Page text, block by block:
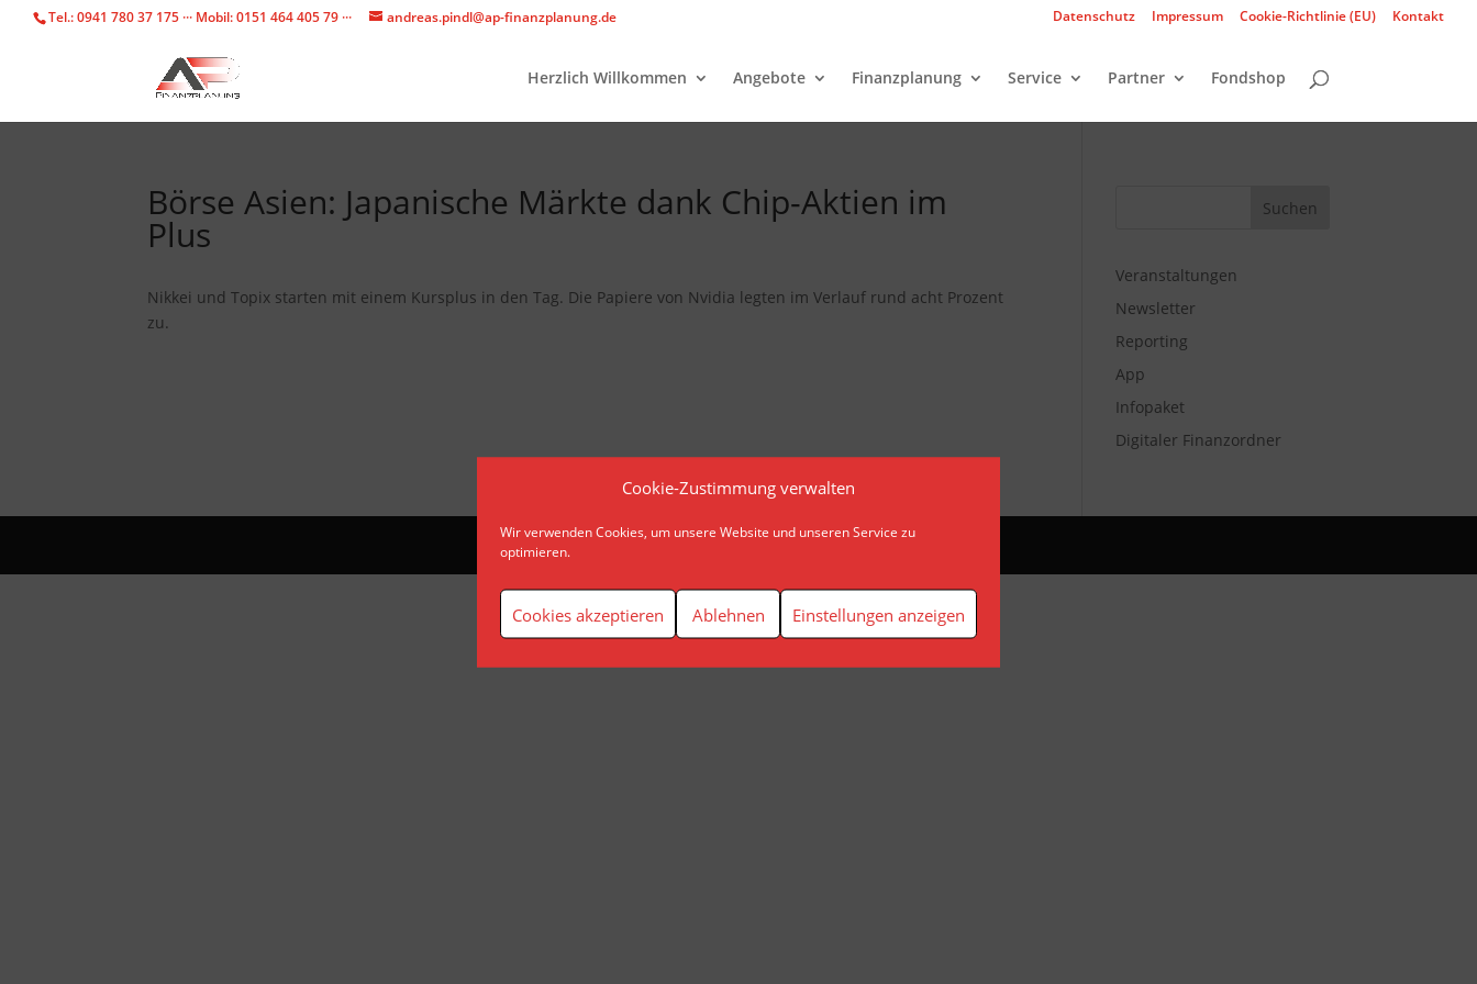
Cookie-Zustimmung verwalten
Wir verwenden Cookies, um unsere Website und unseren Service zu
optimieren.
Cookies akzeptieren Ablehnen Einstellungen anzeigen
Tel.: 0941 780 37 175 ··· Mobil: 0151 464 405 79 ··· andreas.pindl@ap-finanzplanung.de Datenschutz Impressum Cookie-Richtlinie (EU) Kontakt
Herzlich Willkommen Angebote Finanzplanung Service Partner Fondshop
Börse Asien: Japanische Märkte dank Chip-Aktien im
Plus
Nikkei und Topix starten mit einem Kursplus in den Tag. Die Papiere von Nvidia legten im Verlauf rund acht Prozent
zu.
Veranstaltungen
Newsletter
Reporting
App
Infopaket
Digitaler Finanzordner
© AP Finanzplanung Andreas Pindl